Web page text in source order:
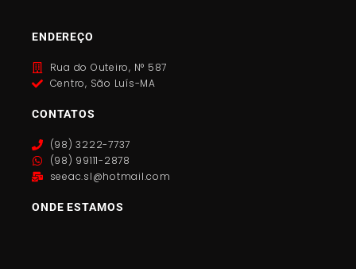
ENDEREÇO
Rua do Outeiro, N° 587
Centro, São Luís-MA
CONTATOS
(98) 3222-7737
(98) 99111-2878
seeac.sl@hotmail.com
ONDE ESTAMOS